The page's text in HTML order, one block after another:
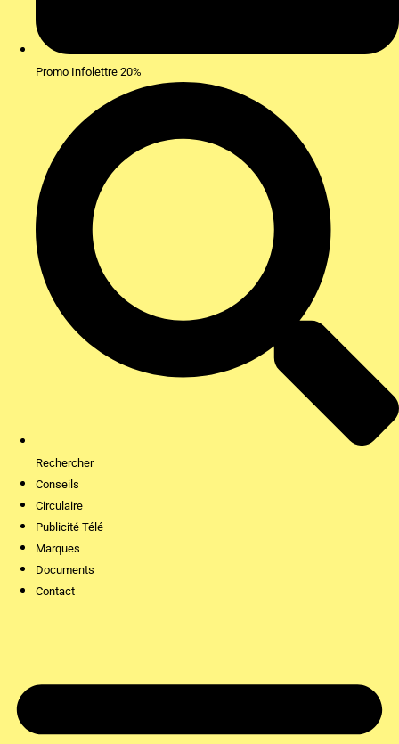
Promo Infolettre 20%
Rechercher
Conseils
Circulaire
Publicité Télé
Marques
Documents
Contact